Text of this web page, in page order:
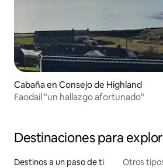
Cabaña en Consejo de Highland
Faodail "un hallazgo afortunado"
Destinaciones para
Destinos a un paso de ti Otros